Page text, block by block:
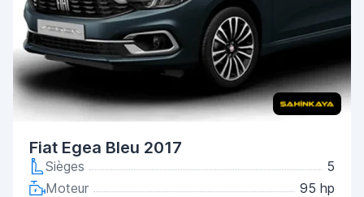
Fiat Egea Bleu 2017
Sièges
5
Moteur
95 hp